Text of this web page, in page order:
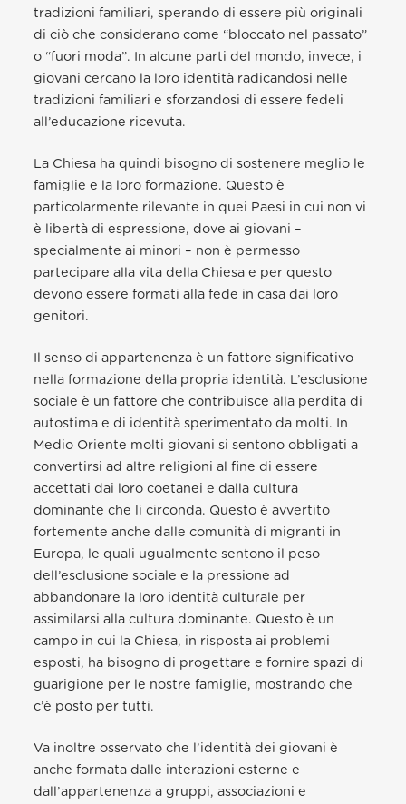
tradizioni familiari, sperando di essere più originali
di ciò che considerano come “bloccato nel passato”
o “fuori moda”. In alcune parti del mondo, invece, i
giovani cercano la loro identità radicandosi nelle
tradizioni familiari e sforzandosi di essere fedeli
all’educazione ricevuta.
La Chiesa ha quindi bisogno di sostenere meglio le
famiglie e la loro formazione. Questo è
particolarmente rilevante in quei Paesi in cui non vi
è libertà di espressione, dove ai giovani –
specialmente ai minori – non è permesso
partecipare alla vita della Chiesa e per questo
devono essere formati alla fede in casa dai loro
genitori.
Il senso di appartenenza è un fattore significativo
nella formazione della propria identità. L’esclusione
sociale è un fattore che contribuisce alla perdita di
autostima e di identità sperimentato da molti. In
Medio Oriente molti giovani si sentono obbligati a
convertirsi ad altre religioni al fine di essere
accettati dai loro coetanei e dalla cultura
dominante che li circonda. Questo è avvertito
fortemente anche dalle comunità di migranti in
Europa, le quali ugualmente sentono il peso
dell’esclusione sociale e la pressione ad
abbandonare la loro identità culturale per
assimilarsi alla cultura dominante. Questo è un
campo in cui la Chiesa, in risposta ai problemi
esposti, ha bisogno di progettare e fornire spazi di
guarigione per le nostre famiglie, mostrando che
c’è posto per tutti.
Va inoltre osservato che l’identità dei giovani è
anche formata dalle interazioni esterne e
dall’appartenenza a gruppi, associazioni e